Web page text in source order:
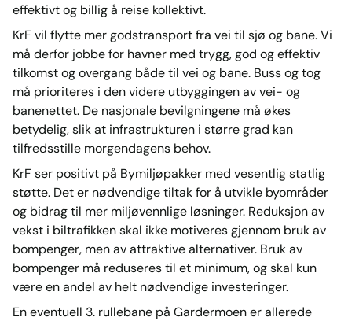
effektivt og billig å reise kollektivt.
KrF vil flytte mer godstransport fra vei til sjø og bane. Vi
må derfor jobbe for havner med trygg, god og effektiv
tilkomst og overgang både til vei og bane. Buss og tog
må prioriteres i den videre utbyggingen av vei- og
banenettet. De nasjonale bevilgningene må økes
betydelig, slik at infrastrukturen i større grad kan
tilfredsstille morgendagens behov.
KrF ser positivt på Bymiljøpakker med vesentlig statlig
støtte. Det er nødvendige tiltak for å utvikle byområder
og bidrag til mer miljøvennlige løsninger. Reduksjon av
vekst i biltrafikken skal ikke motiveres gjennom bruk av
bompenger, men av attraktive alternativer. Bruk av
bompenger må reduseres til et minimum, og skal kun
være en andel av helt nødvendige investeringer.
En eventuell 3. rullebane på Gardermoen er allerede